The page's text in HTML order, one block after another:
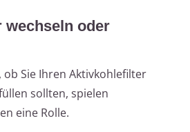
oder
ob Sie Ihren Aktivkohlefilter
sollten, spielen
eine Rolle.